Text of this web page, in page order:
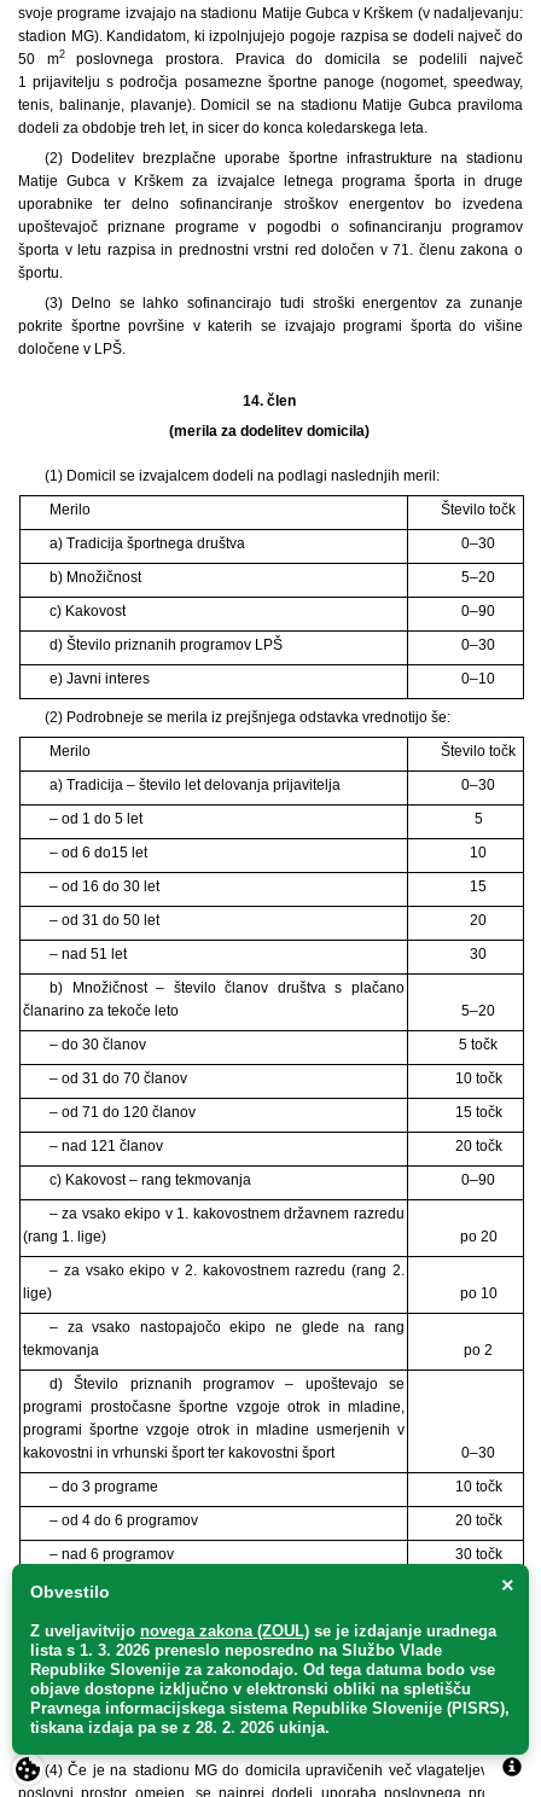
svoje programe izvajajo na stadionu Matije Gubca v Krškem (v nadaljevanju:
stadion MG). Kandidatom, ki izpolnjujejo pogoje razpisa se dodeli največ do
50 m2poslovnega prostora. Pravica do domicila se podelili največ
1 prijavitelju s področja posamezne športne panoge (nogomet, speedway,
tenis, balinanje, plavanje). Domicil se na stadionu Matije Gubca praviloma
dodeli za obdobje treh let, in sicer do konca koledarskega leta.
(2) Dodelitev brezplačne uporabe športne infrastrukture na stadionu
Matije Gubca v Krškem za izvajalce letnega programa športa in druge
uporabnike ter delno sofinanciranje stroškov energentov bo izvedena
upoštevajoč priznane programe v pogodbi o sofinanciranju programov
športa v letu razpisa in prednostni vrstni red določen v 71. členu zakona o
športu.
(3) Delno se lahko sofinancirajo tudi stroški energentov za zunanje
pokrite športne površine v katerih se izvajajo programi športa do višine
določene v LPŠ.
14. člen
(merila za dodelitev domicila)
(1) Domicil se izvajalcem dodeli na podlagi naslednjih meril:
Merilo
Število točk
a) Tradicija športnega društva
0–30
b) Množičnost
5–20
c) Kakovost
0–90
d) Število priznanih programov LPŠ
0–30
e) Javni interes
0–10
(2) Podrobneje se merila iz prejšnjega odstavka vrednotijo še:
Merilo
Število točk
a) Tradicija – število let delovanja prijavitelja
0–30
– od 1 do 5 let
5
– od 6 do15 let
10
– od 16 do 30 let
15
– od 31 do 50 let
20
– nad 51 let
30
b) Množičnost – število članov društva s plačano
članarino za tekoče leto
5–20
– do 30 članov
5 točk
– od 31 do 70 članov
10 točk
– od 71 do 120 članov
15 točk
– nad 121 članov
20 točk
c) Kakovost – rang tekmovanja
0–90
– za vsako ekipo v 1. kakovostnem državnem razredu
(rang 1. lige)
po 20
– za vsako ekipo v 2. kakovostnem razredu (rang 2.
lige)
po 10
– za vsako nastopajočo ekipo ne glede na rang
tekmovanja
po 2
d) Število priznanih programov – upoštevajo se
programi prostočasne športne vzgoje otrok in mladine,
programi športne vzgoje otrok in mladine usmerjenih v
kakovostni in vrhunski šport ter kakovostni šport
0–30
– do 3 programe
10 točk
– od 4 do 6 programov
20 točk
– nad 6 programov
30 točk
e) Status organizacije, ki deluje v javnem interesu, ki
– pridobljen status
10 točk
– ni statusa
0 točk
(3) Domicil na stadionu MG se dodeli izvajalcem, ki v postopku
vrednotenja zberejo vsaj 50 točk.
(4) Če je na stadionu MG do domicila upravičenih več vlagateljev in je
poslovni prostor omejen, se najprej dodeli uporaba poslovnega prostora
×
Obvestilo
Z uveljavitvijo novega zakona (ZOUL) se je izdajanje uradnega
lista s 1. 3. 2026 preneslo neposredno na Službo Vlade
Republike Slovenije za zakonodajo. Od tega datuma bodo vse
objave dostopne izključno v elektronski obliki na spletišču
Pravnega informacijskega sistema Republike Slovenije (PISRS),
tiskana izdaja pa se z 28. 2. 2026 ukinja.